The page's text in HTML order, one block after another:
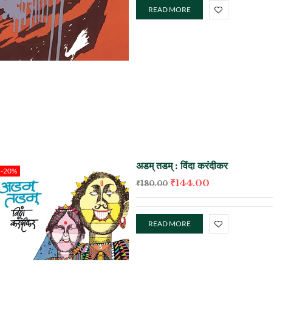
READ MORE
-20% अडम्‌ तडम्‌ : विंदा करंदीकर
₹180.00 ₹144.00
READ MORE